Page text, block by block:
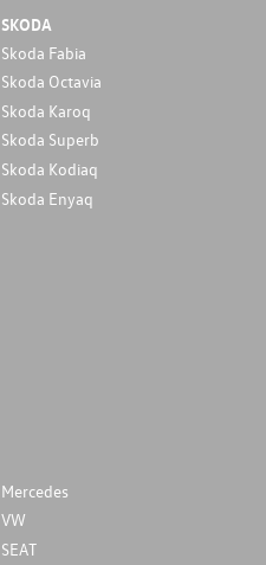
SKODA
Skoda Fabia
Skoda Octavia
Skoda Karoq
Skoda Superb
Skoda Kodiaq
Skoda Enyaq
Mercedes
VW
SEAT